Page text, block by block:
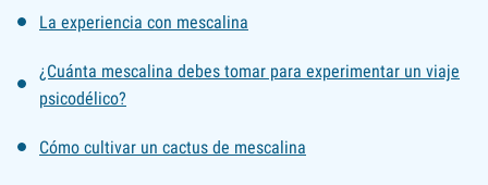
La experiencia con mescalina
¿Cuánta mescalina debes tomar para experimentar un viaje
psicodélico?
Cómo cultivar un cactus de mescalina